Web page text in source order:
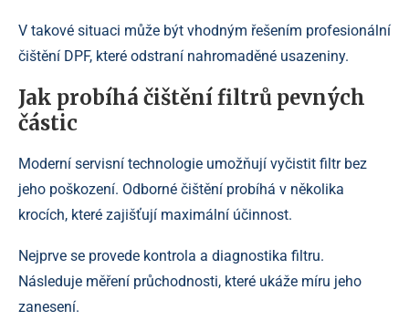
V takové situaci může být vhodným řešením profesionální
čištění DPF, které odstraní nahromaděné usazeniny.
Jak probíhá čištění filtrů pevných
částic
Moderní servisní technologie umožňují vyčistit filtr bez
jeho poškození. Odborné čištění probíhá v několika
krocích, které zajišťují maximální účinnost.
Nejprve se provede kontrola a diagnostika filtru.
Následuje měření průchodnosti, které ukáže míru jeho
zanesení.